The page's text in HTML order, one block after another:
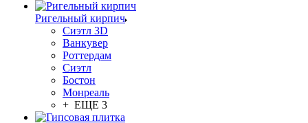
Ригельный кирпич
Сиэтл 3D
Ванкувер
Роттердам
Сиэтл
Бостон
Монреаль
+ ЕЩЕ 3